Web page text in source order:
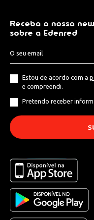
Receba a nossa
sobre a Edenred
Estou de acordo com a
e compreendi.
Pretendo receber